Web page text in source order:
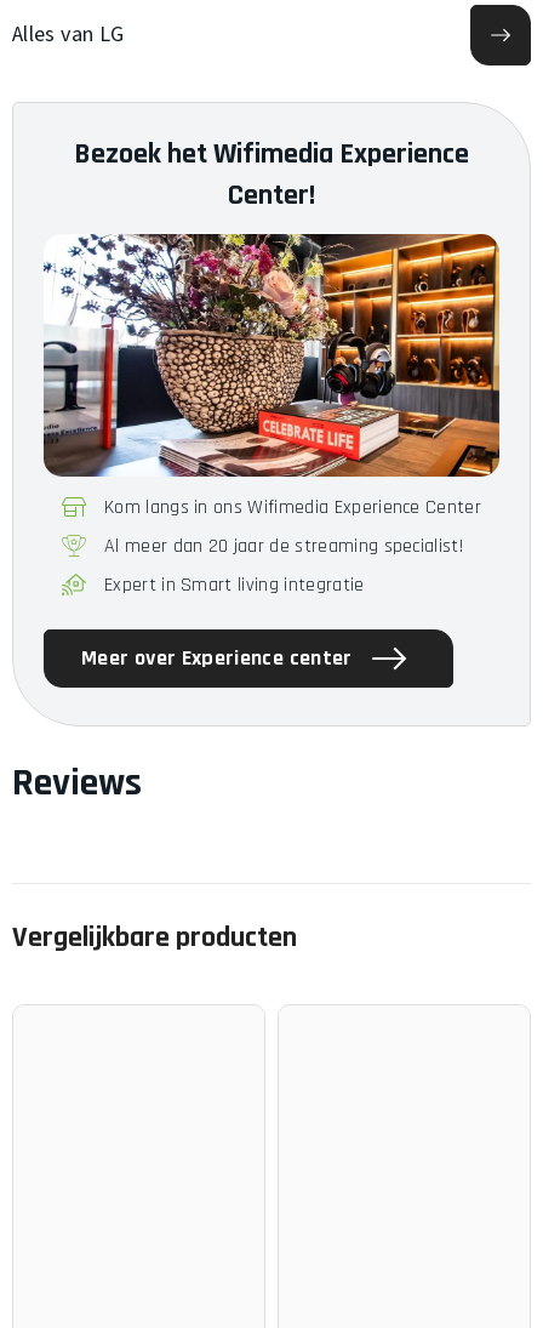
620 x 1070 x 45,9 mm | 684 x
60 Maanden
Alles van LG
Bezoek het Wifimedia Experience
Center!
Kom langs in ons Wifimedia Experience Center
Al meer dan 20 jaar de streaming specialist!
Expert in Smart living integratie
Meer over Experience center
Reviews
Vergelijkbare producten